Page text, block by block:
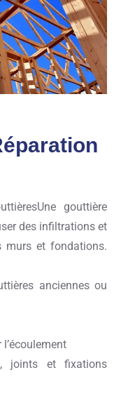
gouttière
des infiltrations et
murs et fondations.
anciennes ou
joints et fixations